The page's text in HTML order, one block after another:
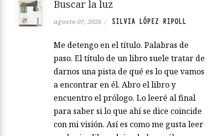
Buscar la luz
agosto 07, 2026 / SILVIA LÓPEZ RIPOLL
Me detengo en el título. Palabras de
paso. El título de un libro suele tratar de
darnos una pista de qué es lo que vamos
a encontrar en él. Abro el libro y
encuentro el prólogo. Lo leeré al final
para saber si lo que ahí se dice coincide
con mi visión. Así es como me gusta leer